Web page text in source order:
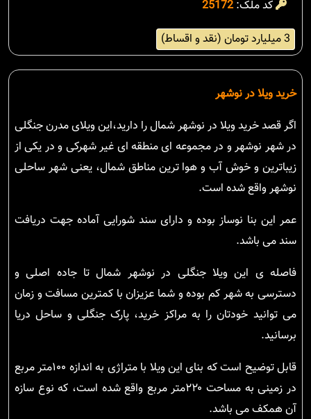
کد ملک: 25172
3 میلیارد تومان (نقد و اقساط)
خرید ویلا در نوشهر
اگر قصد خرید ویلا در نوشهر شمال را دارید،این ویلای مدرن جنگلی
در شهر نوشهر و در مجموعه ای منطقه ای غیر شهرکی و در یکی از
زیباترین و خوش آب و هوا ترین مناطق شمال، یعنی شهر ساحلی
نوشهر واقع شده است.
عمر این بنا نوساز بوده و دارای سند شورایی آماده جهت دریافت
سند می باشد.
فاصله ی این ویلا جنگلی در نوشهر شمال تا جاده اصلی و
دسترسی به شهر کم بوده و شما عزیزان با کمترین مسافت و زمان
می توانید خودتان را به مراکز خرید، پارک جنگلی و ساحل دریا
برسانید.
قابل توضیح است که بنای این ویلا با متراژی به اندازه ۱۰۰متر مربع
در زمینی به مساحت ۲۲۰متر مربع واقع شده است، که نوع سازه
آن همکف می باشد.